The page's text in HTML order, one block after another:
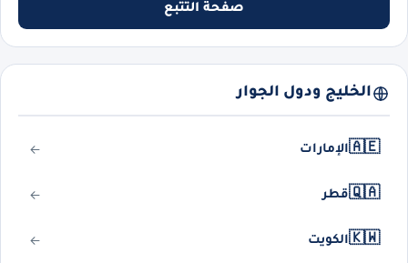
صفحة التتبع
الخليج ودول الجوار
🇦🇪الإمارات
🇶🇦قطر
🇰🇼الكويت